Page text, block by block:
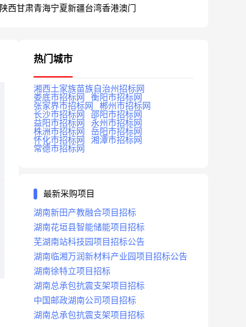
陕西甘肃青海宁夏新疆台湾香港澳门
热门城市
湘西土家族苗族自治州招标网
娄底市招标网
衡阳市招标网
张家界市招标网
郴州市招标网
长沙市招标网
邵阳市招标网
益阳市招标网
永州市招标网
株洲市招标网
岳阳市招标网
怀化市招标网
湘潭市招标网
常德市招标网
最新采购项目
湖南新田产教融合项目招标
湖南花垣县智能储能项目招标
芜湖南站科技园项目招标公告
湖南临湘万润新材料产业园项目招标公告
湖南徐特立项目招标
湖南总承包抗震支架项目招标
中国邮政湖南公司项目招标
湖南总承包抗震支架项目招标